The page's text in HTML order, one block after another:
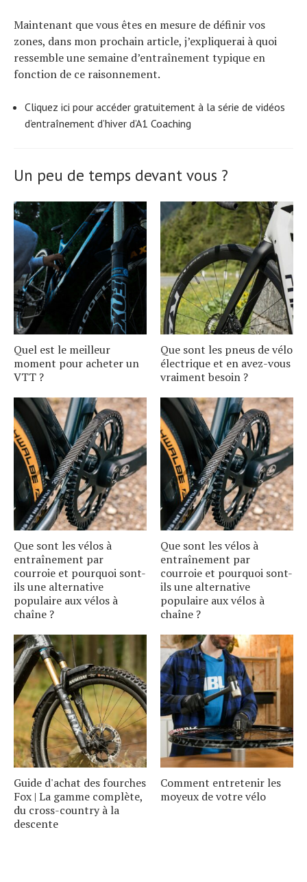
Maintenant que vous êtes en mesure de définir vos
zones, dans mon prochain article, j’expliquerai à quoi
ressemble une semaine d’entraînement typique en
fonction de ce raisonnement.
Cliquez ici pour accéder gratuitement à la série de vidéos
d’entraînement d’hiver d’A1 Coaching
Un peu de temps devant vous ?
Quel est le meilleur
moment pour acheter un
VTT ?
Que sont les pneus de vélo
électrique et en avez-vous
vraiment besoin ?
Que sont les vélos à
entraînement par
courroie et pourquoi sont-
ils une alternative
populaire aux vélos à
chaîne ?
Que sont les vélos à
entraînement par
courroie et pourquoi sont-
ils une alternative
populaire aux vélos à
chaîne ?
Guide d'achat des fourches
Fox | La gamme complète,
du cross-country à la
descente
Comment entretenir les
moyeux de votre vélo